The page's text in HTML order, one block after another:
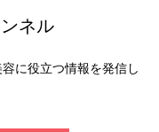
ネル
に役立つ情報を発信し